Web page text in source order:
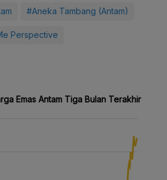
#Aneka Tambang (Antam)
Perspective